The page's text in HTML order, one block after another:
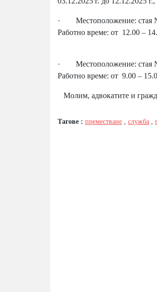
· Местоположение: стая
Работно време: от 12.00 –
· Местоположение: стая
Работно време: от 9.00 –
Молим, адвокатите и
Тагове : преместване , служба ,